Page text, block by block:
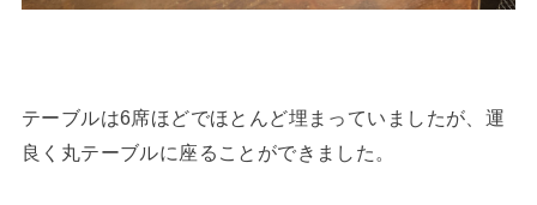
テーブルは6席ほどでほとんど埋まっていましたが、運
良く丸テーブルに座ることができました。